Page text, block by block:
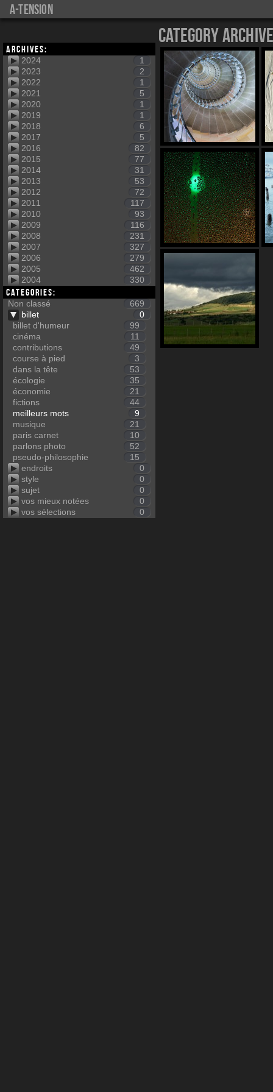
a-tension
Archives:
2024
1
2023
2
2022
1
2021
5
2020
1
2019
1
2018
6
2017
5
2016
82
2015
77
2014
31
2013
53
2012
72
2011
117
2010
93
2009
116
2008
231
2007
327
2006
279
2005
462
2004
330
Categories:
Non classé
669
billet
0
billet d'humeur
99
cinéma
11
contributions
49
course à pied
3
dans la tête
53
écologie
35
économie
21
fictions
44
meilleurs mots
9
musique
21
paris carnet
10
parlons photo
52
pseudo-philosophie
15
endroits
0
style
0
sujet
0
vos mieux notées
0
vos sélections
0
Category